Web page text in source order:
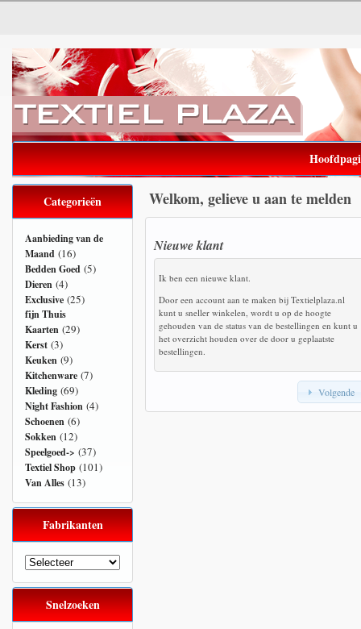
Welkom, gelieve u aan te melden
Nieuwe klant
Ik ben een nieuwe klant.
Door een account aan te maken bij Textielplaza.nl
kunt u sneller winkelen, wordt u op de hoogte
gehouden van de status van de bestellingen en kunt u
het overzicht houden over de door u geplaatste
bestellingen.
Volgende
Categorieën
Aanbieding van de
Maand (16)
Bedden Goed (5)
Dieren (4)
Exclusive (25)
fijn Thuis
Kaarten (29)
Kerst (3)
Keuken (9)
Kitchenware (7)
Kleding (69)
Night Fashion (4)
Schoenen (6)
Sokken (12)
Speelgoed-> (37)
Textiel Shop (101)
Van Alles (13)
Fabrikanten
Snelzoeken